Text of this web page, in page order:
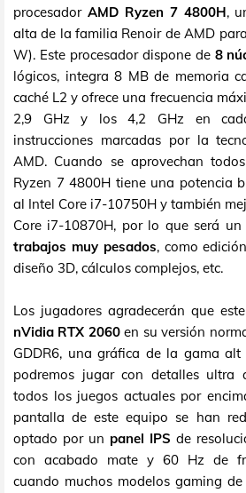
procesador AMD Ryzen 7 4800H,
alta de la familia Renoir de AMD
W). Este procesador dispone de 8
lógicos, integra 8 MB de memoria
caché L2 y ofrece una frecuencia
2,9 GHz y los 4,2 GHz en
instrucciones marcadas por la
AMD. Cuando se aprovechan
Ryzen 7 4800H tiene una potencia
al Intel Core i7-10750H y también
Core i7-10870H, por lo que será
trabajos muy pesados, como
diseño 3D, cálculos complejos, etc.
Los jugadores agradecerán que
nVidia RTX 2060en su versión
GDDR6, una gráfica de la gama alt
podremos jugar con detalles ultra
todos los juegos actuales por
pantalla de este equipo se han
optado por un panel IPS de
con acabado mate y 60 Hz de
cuando muchos modelos gaming